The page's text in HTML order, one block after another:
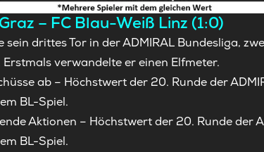
– FC Blau-Weiß Linz (1:0)
sein drittes Tor in der ADMIRAL Bundesliga,
verwandelte er einen Elfmeter.
ab – Höchstwert der 20. Runde der
BL-Spiel.
Aktionen – Höchstwert der 20. Runde der
BL-Spiel.